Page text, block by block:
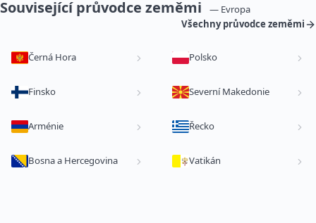
Související průvodce zeměmi
— Evropa
Všechny průvodce zeměmi
Černá Hora Polsko
Finsko Severní Makedonie
Arménie Řecko
Bosna a Hercegovina Vatikán